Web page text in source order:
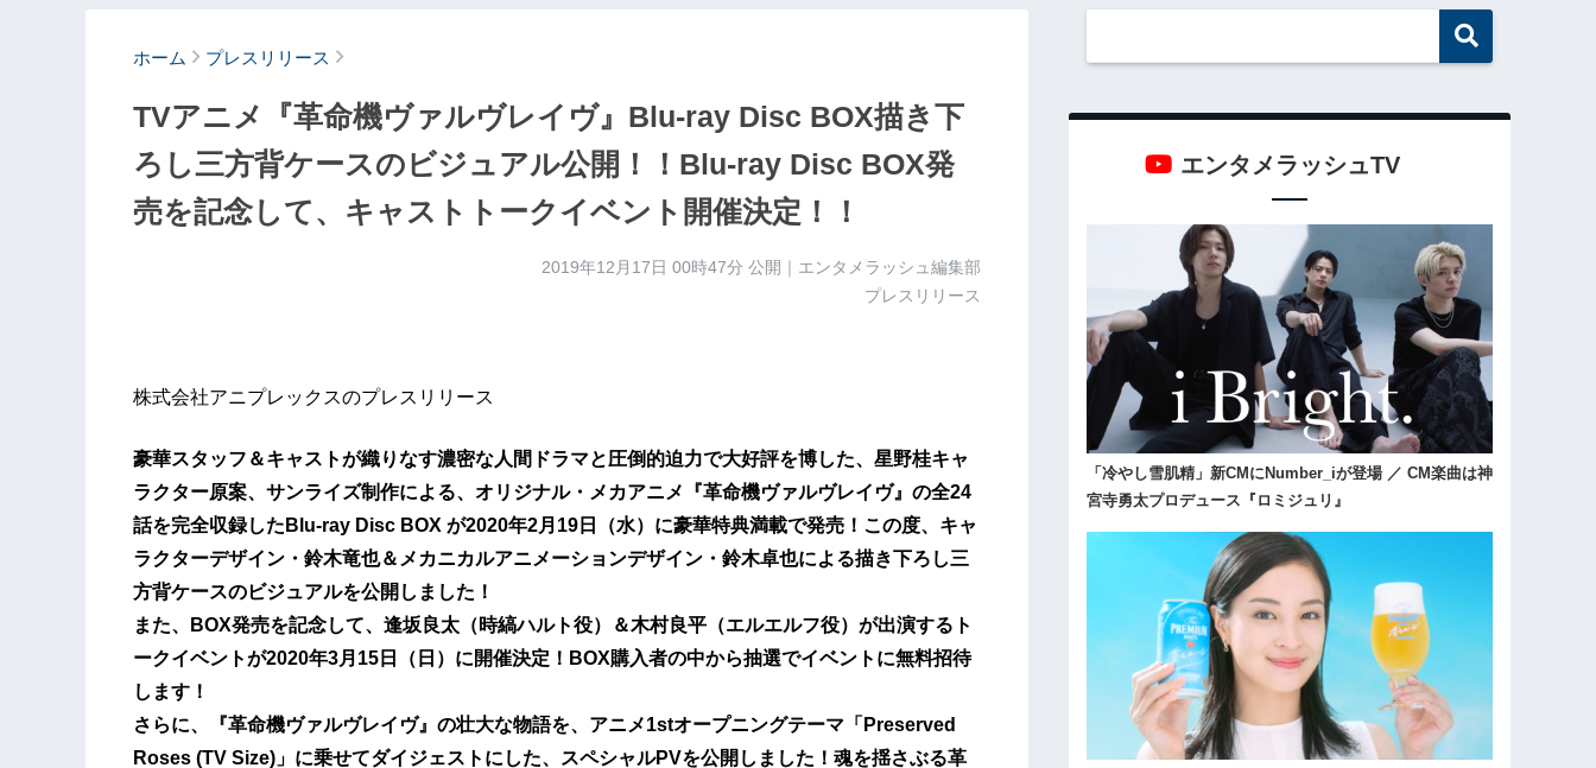
ホーム プレスリリース
TVアニメ『革命機ヴァルヴレイヴ』Blu-ray Disc BOX描き下
ろし三方背ケースのビジュアル公開！！Blu-ray Disc BOX発
売を記念して、キャストトークイベント開催決定！！
2019年12月17日 00時47分 公開｜エンタメラッシュ編集部
プレスリリース
株式会社アニプレックスのプレスリリース
豪華スタッフ＆キャストが織りなす濃密な人間ドラマと圧倒的迫力で大好評を博した、星野桂キャ
ラクター原案、サンライズ制作による、オリジナル・メカアニメ『革命機ヴァルヴレイヴ』の全24
話を完全収録したBlu-ray Disc BOX が2020年2月19日（水）に豪華特典満載で発売！この度、キャ
ラクターデザイン・鈴木竜也＆メカニカルアニメーションデザイン・鈴木卓也による描き下ろし三
方背ケースのビジュアルを公開しました！
また、BOX発売を記念して、逢坂良太（時縞ハルト役）＆木村良平（エルエルフ役）が出演するト
ークイベントが2020年3月15日（日）に開催決定！BOX購入者の中から抽選でイベントに無料招待
します！
さらに、『革命機ヴァルヴレイヴ』の壮大な物語を、アニメ1stオープニングテーマ「Preserved
Roses (TV Size)」に乗せてダイジェストにした、スペシャルPVを公開しました！魂を揺さぶる革
エンタメラッシュTV
「冷やし雪肌精」新CMにNumber_iが登場 ／ CM楽曲は神
宮寺勇太プロデュース『ロミジュリ』